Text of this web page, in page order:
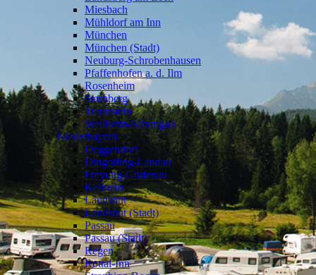
Miesbach
Mühldorf am Inn
München
München (Stadt)
Neuburg-Schrobenhausen
Pfaffenhofen a. d. Ilm
Rosenheim
Starnberg
Traunstein
Weilheim-Schongau
Niederbayern
❯
Deggendorf
Dingolfing-Landau
Freyung-Grafenau
Kelheim
Landshut
Landshut (Stadt)
Passau
Passau (Stadt)
Regen
Rottal-Inn